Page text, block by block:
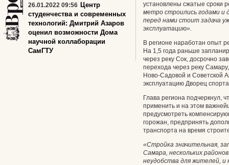
установлены сжатые сроки
метро строились годами и
перед нами стоит задача
эксплуатацию».
В регионе наработан опыт
На 1,5 года раньше
через реку Сок, досрочно
перехода через реку
Ново-Садовой и Советской
эксплуатацию Дворец
Глава региона подчеркнул,
применить и на этом
предусмотреть
горожан, предпринять
транспорта на время
«Стройка значительная,
Самара, нескольких
неудобства для жителей,
26.01.2022 09:56 Центр
студенчества и современных
технологий: Дмитрий Азаров
оценил возможности Дома
научной коллаборации
СамГТУ